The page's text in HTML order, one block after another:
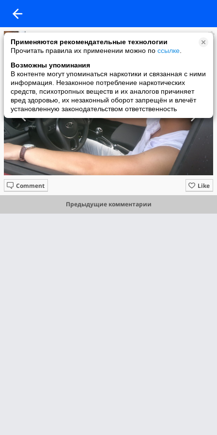
Применяются рекомендательные технологии
Прочитать правила их применении можно по ссылке
Возможны упоминания
В контенте могут упоминаться наркотики и связанная с ними
информация. Незаконное потребление наркотических
средств, психотропных веществ и их аналогов причиняет
вред здоровью, их незаконный оборот запрещён и влечёт
установленную законодательством ответственность
КаТяRа
added a photo
01 Jul в 07:10
Like
Comment
Предыдущие комментарии